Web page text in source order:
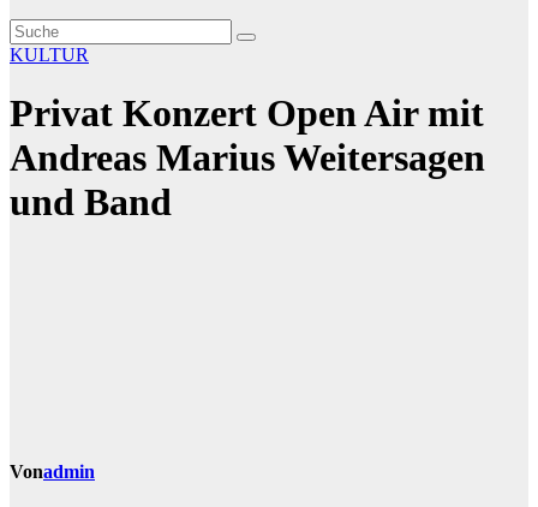
KULTUR
Privat Konzert Open Air mit
Andreas Marius Weitersagen
und Band
Vonadmin